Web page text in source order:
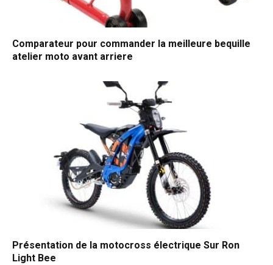
Comparateur pour commander la meilleure bequille
atelier moto avant arriere
Présentation de la motocross électrique Sur Ron
Light Bee